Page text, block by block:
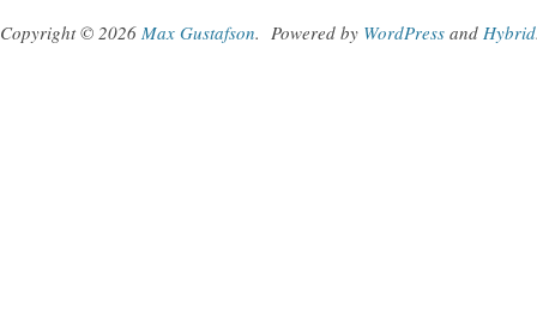
Copyright © 2026 Max Gustafson. Powered by WordPress and Hybrid